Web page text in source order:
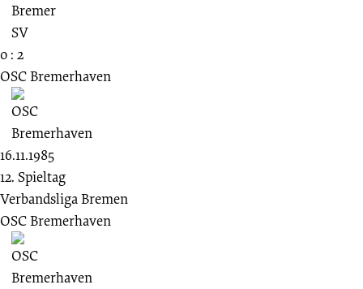
0 : 2
OSC Bremerhaven
16.11.1985
12. Spieltag
Verbandsliga Bremen
OSC Bremerhaven